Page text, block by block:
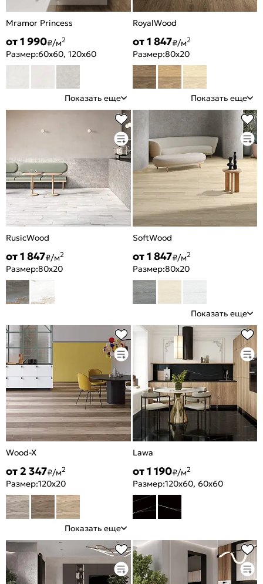
Mramor Princess
от 1 990₽/м2
Размер:60x60, 120x60
Показать еще
RoyalWood
от 1 847₽/м2
Размер:80x20
Показать еще
RusicWood
от 1 847₽/м2
Размер:80x20
SoftWood
от 1 847₽/м2
Размер:80x20
Показать еще
Wood-X
от 2 347₽/м2
Размер:120x20
Показать еще
Lawa
от 1 190₽/м2
Размер:120x60, 60x60